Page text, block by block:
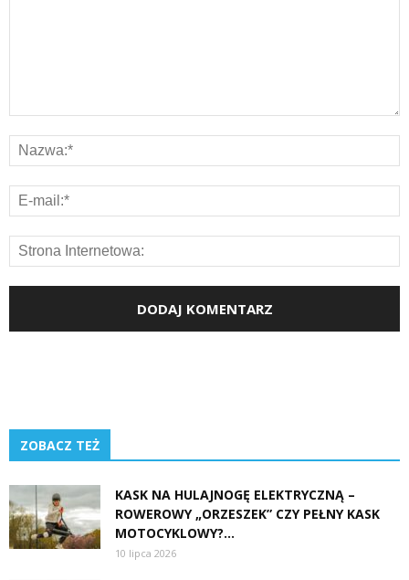
ZOBACZ TEŻ
KASK NA HULAJNOGĘ ELEKTRYCZNĄ –
ROWEROWY „ORZESZEK” CZY PEŁNY KASK
MOTOCYKLOWY?...
10 lipca 2026